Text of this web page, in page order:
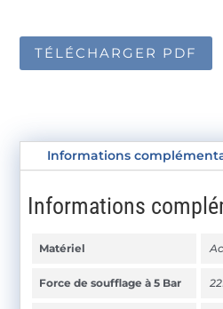
TÉLÉCHARGER PDF
Informations
Informations
Matériel
Force de soufflage à 5 Bar